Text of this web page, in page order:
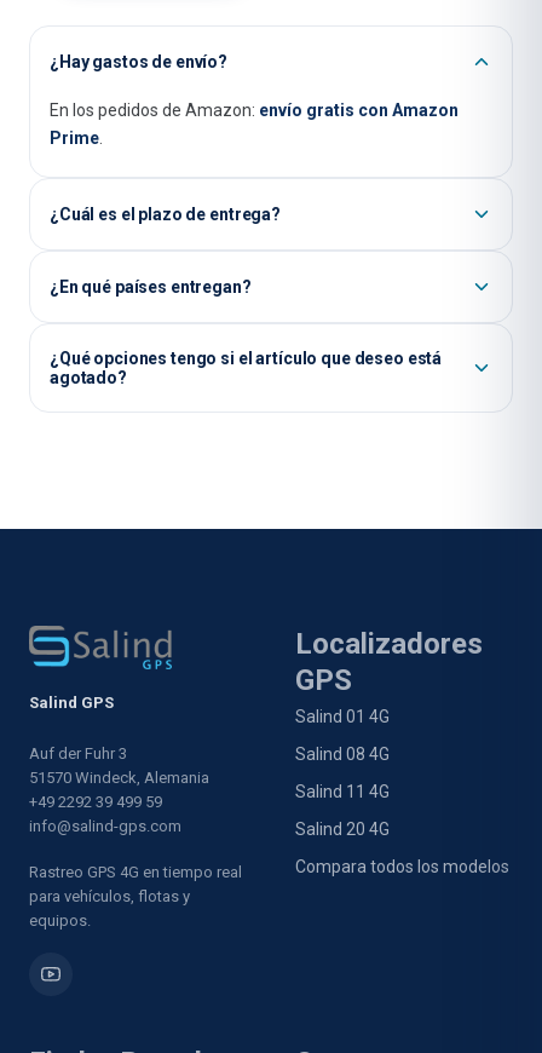
¿Hay gastos de envío?
En los pedidos de Amazon: envío gratis con Amazon
Prime
¿Cuál es el plazo de entrega?
inmediato en1–3 días laborables
¿En qué países entregan?
los plazos de entrega pueden variar según el país.
¿Qué opciones tengo si el artículo que deseo está
agotado?
Salind GPS
Auf der Fuhr 3
51570 Windeck, Alemania
+49 2292 39 499 59
info@salind-gps.com
Rastreo GPS 4G en tiempo real
para vehículos, flotas y
equipos.
Localizadores
GPS
Salind 01 4G
Salind 08 4G
Salind 11 4G
Salind 20 4G
Compara todos los modelos